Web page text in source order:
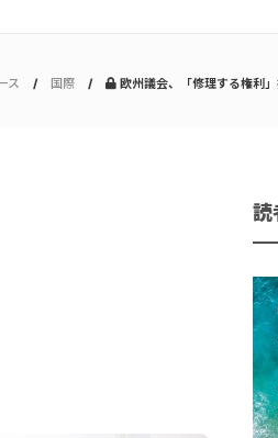
ス 国際 欧州議会、「修理する権利
読